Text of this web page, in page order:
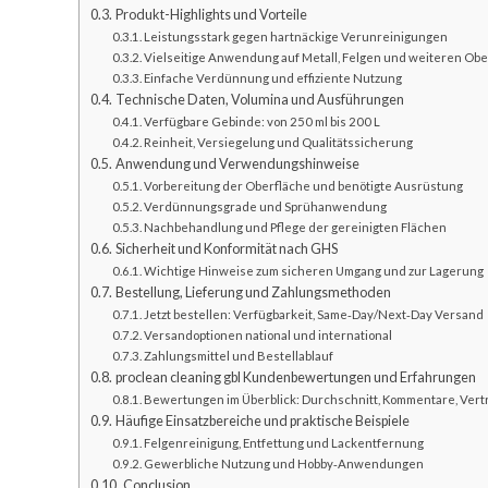
Produkt-Highlights und Vorteile
Leistungsstark gegen hartnäckige Verunreinigungen
Vielseitige Anwendung auf Metall, Felgen und weiteren
Einfache Verdünnung und effiziente Nutzung
Technische Daten, Volumina und Ausführungen
Verfügbare Gebinde: von 250 ml bis 200 L
Reinheit, Versiegelung und Qualitätssicherung
Anwendung und Verwendungshinweise
Vorbereitung der Oberfläche und benötigte Ausrüstung
Verdünnungsgrade und Sprühanwendung
Nachbehandlung und Pflege der gereinigten Flächen
Sicherheit und Konformität nach GHS
Wichtige Hinweise zum sicheren Umgang und zur Lagerung
Bestellung, Lieferung und Zahlungsmethoden
Jetzt bestellen: Verfügbarkeit, Same‑Day/Next‑Day Versand
Versandoptionen national und international
Zahlungsmittel und Bestellablauf
proclean cleaning gbl Kundenbewertungen und Erfahrungen
Bewertungen im Überblick: Durchschnitt, Kommentare,
Häufige Einsatzbereiche und praktische Beispiele
Felgenreinigung, Entfettung und Lackentfernung
Gewerbliche Nutzung und Hobby‑Anwendungen